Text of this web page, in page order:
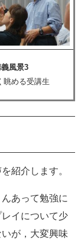
風景3
眺める受講生
紹介します。
あって勉強に
イについて少
が，大変興味